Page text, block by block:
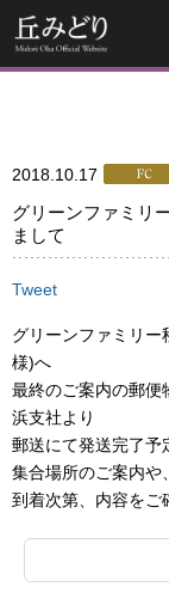
2018.10.17
グリーンファミリ
まして
Tweet
グリーンファミリ
様)へ
最終のご案内の郵便
浜支社より
郵送にて発送完了予
集合場所のご案内や
到着次第、内容をご